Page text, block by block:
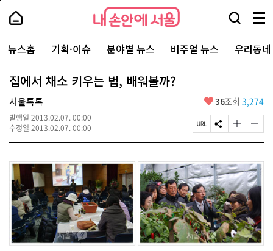
본
로
가
내
손
안
에
서
울
-
서
울
시
대
표
소
포
털
내
손
에
울
검
창
열
기
메
뉴
전
체
보
주
요
서
뉴스홈 기획·이슈 분야별 뉴스 비주얼 뉴스 우리동
집에서 채소 키우는 법, 배워볼까?
서울톡톡
발행일 2013.02.07. 00:00
수정일 2013.02.07. 00:00
좋
요
36조회 3,274
페
이
U
R
L
복
사
S
N
공
유
하
기
글
자
기
크
게
변
경
하
기
글
자
기
작
게
변
경
하
기
페
상
단
로